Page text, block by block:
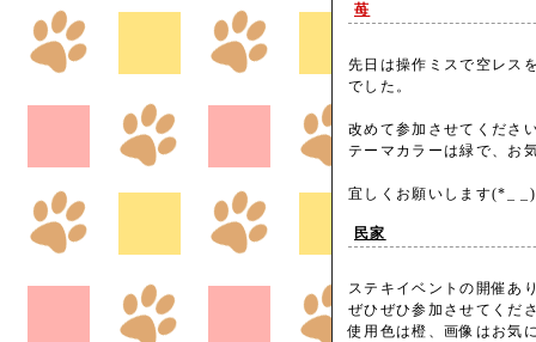
苺
先日は操作ミスで空レス
でした。
改めて参加させてくださ
テーマカラーは緑で、お
宜しくお願いします(*_
民家
ステキイベントの開催あ
ぜひぜひ参加させてくだ
使用色は橙、画像はお気